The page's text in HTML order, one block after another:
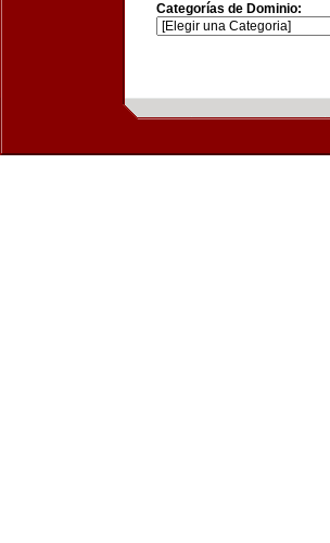
Categorías de Dominio: